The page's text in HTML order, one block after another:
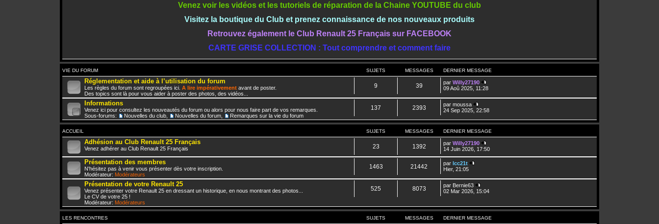
Venez voir les vidéos et les tutoriels de réparation de la Chaine YOUTUBE du club
Visitez la boutique du Club et prenez connaissance de nos nouveaux produits
Retrouvez également le Club Renault 25 Français sur FACEBOOK
CARTE GRISE COLLECTION : Tout comprendre et comment faire
VIE DU FORUM SUJETS MESSAGES DERNIER MESSAGE
Réglementation et aide à l’utilisation du forum
Les règles du forum sont regroupées ici. A lire impérativement avant de poster.
Des topics sont là pour vous aider à poster des photos, des vidéos...
9 39 parWilly27190
09 Aoû 2025, 11:28
Informations
Venez ici pour consultez les nouveautés du forum ou alors pour nous faire part de vos remarques.
Sous-forums:
Nouvelles du club Nouvelles du forum Remarques sur la vie du forum
137 2393 parmoussa
24 Sep 2025, 22:58
ACCUEIL SUJETS MESSAGES DERNIER MESSAGE
Adhésion au Club Renault 25 Français
Venez adhérer au Club Renault 25 Français 23 1392 parWilly27190
14 Juin 2026, 17:50
Présentation des membres
N'hésitez pas à venir vous présenter dès votre inscription.
Modérateur: Modérateurs
1463 21442 parlcc21t
Hier, 21:05
Présentation de votre Renault 25
Venez présenter votre Renault 25 en dressant un historique, en nous montrant des photos...
Le CV de votre 25 !
Modérateur: Modérateurs
525 8073 par Bernie63
02 Mar 2026, 15:04
LES RENCONTRES SUJETS MESSAGES DERNIER MESSAGE